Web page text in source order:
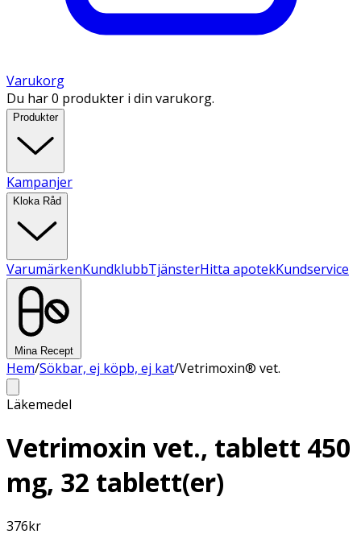
Varukorg
Du har 0 produkter i din varukorg.
Produkter
Kampanjer
Kloka Råd
VarumärkenKundklubbTjänsterHitta apotekKundservice
Mina Recept
Hem/Sökbar, ej köpb, ej kat/Vetrimoxin® vet.
Läkemedel
Vetrimoxin vet., tablett 450
mg, 32 tablett(er)
376kr